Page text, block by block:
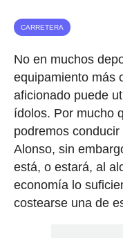
CARRETERA
No en muchos
equipamiento más
aficionado puede
ídolos. Por mucho
podremos
Alonso, sin
está, o estará, al
economía lo
costearse una de